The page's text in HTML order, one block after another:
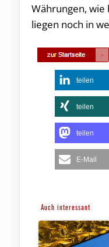
Währungen, wie
liegen noch in
teilen
teilen
teilen
E-Mail
Auch interessant